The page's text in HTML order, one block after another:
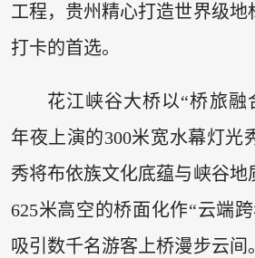
工程，贵州精心打造世界级地
打卡的首选。
花江峡谷大桥以“桥旅融
年夜上演的300米宽水幕灯光
秀将布依族文化底蕴与峡谷地
625米高空的桥面化作“云端跨
吸引数千名游客上桥漫步云间